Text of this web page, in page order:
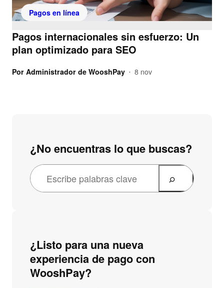
Pagos en línea
Pagos internacionales sin esfuerzo: Un
plan optimizado para SEO
Por Administrador de WooshPay • 8 nov
¿No encuentras lo que buscas?
¿Listo para una nueva
experiencia de pago con
WooshPay?